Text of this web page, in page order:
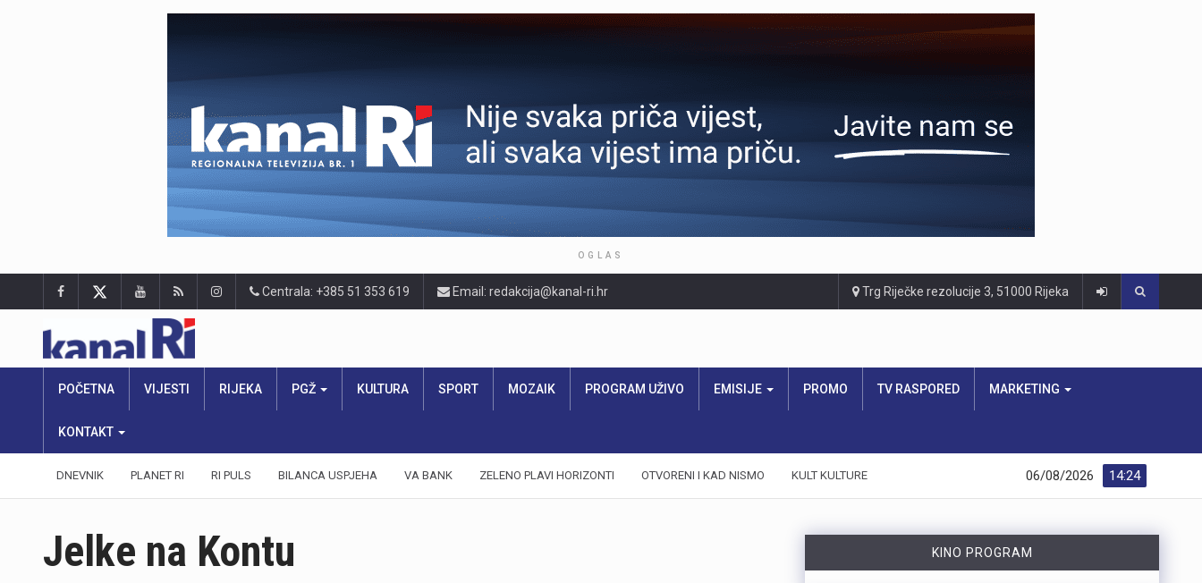
OGLAS
Centrala: +385 51 353 619 Email: redakcija@kanal-ri.hr Trg Riječke rezolucije 3, 51000 Rijeka
POČETNA VIJESTI RIJEKA PGŽ KULTURA SPORT MOZAIK PROGRAM UŽIVO EMISIJE PROMO TV RASPORED MARKETING
KONTAKT
DNEVNIK PLANET RI RI PULS BILANCA USPJEHA VA BANK ZELENO PLAVI HORIZONTI OTVORENI I KAD NISMO KULT KULTURE 14:24
06/08/2026
Jelke na Kontu KINO PROGRAM